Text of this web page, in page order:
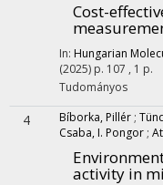
Cost-
In: Hungarian
(2025) p. 107 , 1 p.
Tudományos
4 Bíborka, Pillér ;
Csaba, I. Pongor ;
activity in